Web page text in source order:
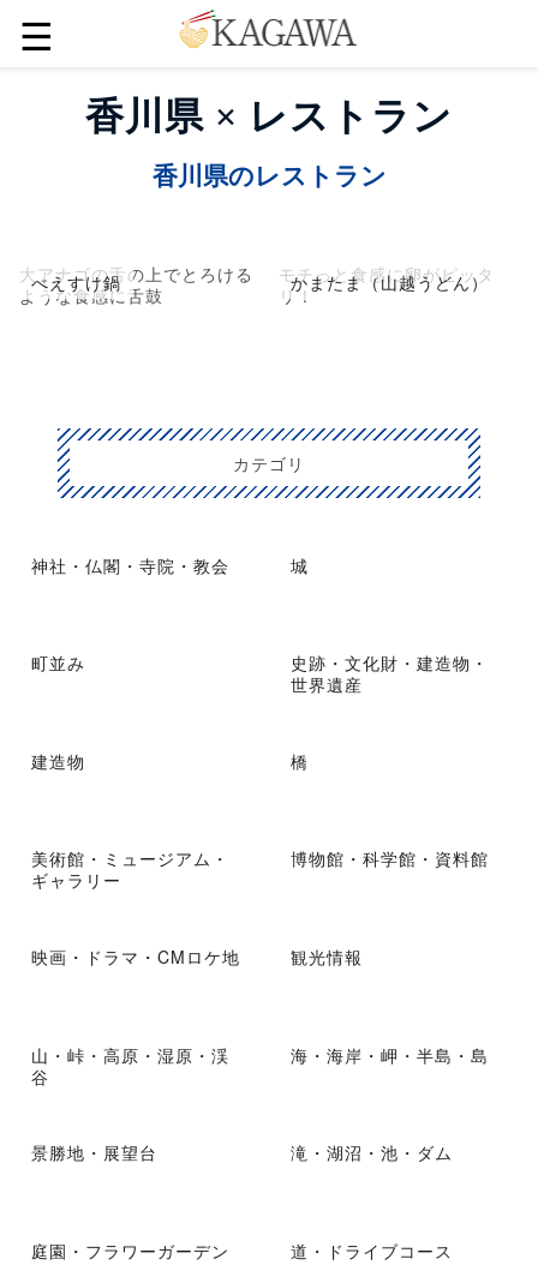
☰
香川県 × レストラン
香川県のレストラン
べえすけ鍋
大アナゴの舌の上でとろける
ような食感に舌鼓
かまたま（山越うどん）
モチっと食感に卵がピッタ
リ！
カテゴリ
神社・仏閣・寺院・教会 城
町並み
史跡・文化財・建造物・
世界遺産
建造物 橋
美術館・ミュージアム・
ギャラリー
博物館・科学館・資料館
映画・ドラマ・CMロケ地 観光情報
山・峠・高原・湿原・渓
谷
海・海岸・岬・半島・島
景勝地・展望台 滝・湖沼・池・ダム
庭園・フラワーガーデン 道・ドライブコース